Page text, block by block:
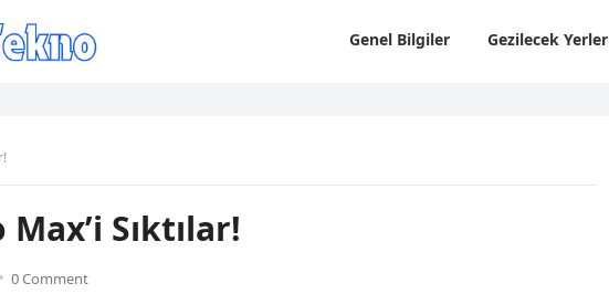
Genel Bilgiler Gezilecek Yerler
Sıktılar!
0 Comment